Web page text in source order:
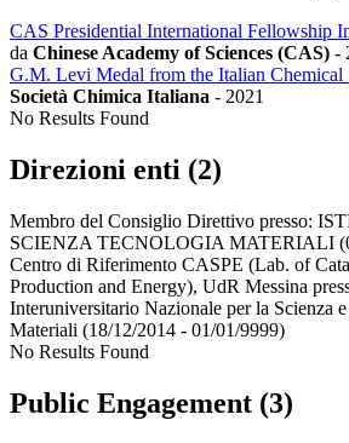
CAS Presidential International Fellowship
da Chinese Academy of Sciences (CAS) -
G.M. Levi Medal from the Italian Chemical
Società Chimica Italiana - 2021
No Results Found
Direzioni enti (2)
Membro del Consiglio Direttivo presso:
SCIENZA TECNOLOGIA MATERIALI
Centro di Riferimento CASPE (Lab. of
Production and Energy), UdR Messina
Interuniversitario Nazionale per la Scienza
Materiali (18/12/2014 - 01/01/9999)
No Results Found
Public Engagement (3)